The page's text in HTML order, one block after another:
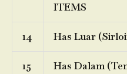
ITEMS
14 Has Luar
15 Has Dalam